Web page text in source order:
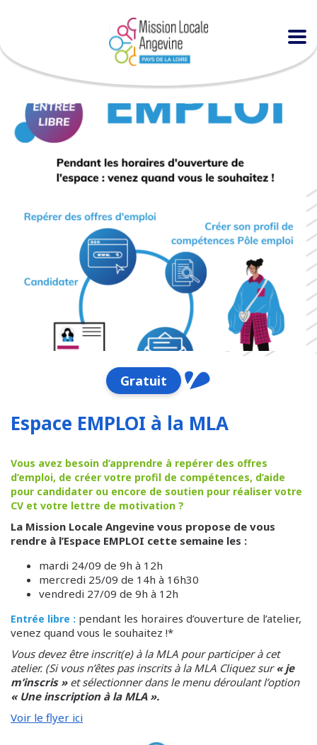
Accueil Agenda Espace EMPLOI à la MLA
Gratuit
Espace EMPLOI à la MLA
Vous avez besoin d’apprendre à repérer des offres
d’emploi, de créer votre profil de compétences, d’aide
pour candidater ou encore de soutien pour réaliser votre
CV et votre lettre de motivation ?
La Mission Locale Angevine vous propose de vous
rendre à l’Espace EMPLOI cette semaine les :
mardi 24/09 de 9h à 12h
mercredi 25/09 de 14h à 16h30
vendredi 27/09 de 9h à 12h
Entrée libre : pendant les horaires d’ouverture de l’atelier,
venez quand vous le souhaitez !*
Vous devez être inscrit(e) à la MLA pour participer à cet
atelier. (Si vous n’êtes pas inscrits à la MLA Cliquez sur« je
m’inscris »et sélectionner dans le menu déroulant l’option
« Une inscription à la MLA ».
Voir le flyer ici